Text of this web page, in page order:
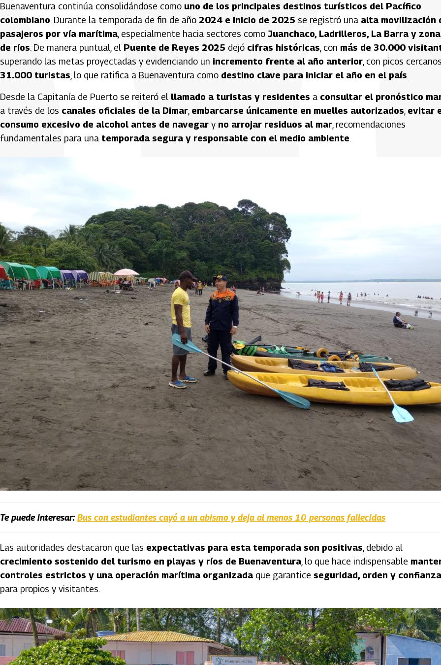
Buenaventura continúa consolidándose como uno de los principales destinos turísticos del Pacífico
colombiano. Durante la temporada de fin de año 2024 e inicio de 2025 se registró una alta movilización
pasajeros por vía marítima , especialmente hacia sectores como Juanchaco, Ladrilleros, La Barra y
de ríos. De manera puntual, el Puente de Reyes 2025 dejó cifras históricas , con más de 30.000
superando las metas proyectadas y evidenciando un incremento frente al año anterior , con picos
31.000 turistas , lo que ratifica a Buenaventura como destino clave para iniciar el año en el país.
Desde la Capitanía de Puerto se reiteró el llamado a turistas y residentes a consultar el pronóstico
a través de los canales oficiales de la Dimar embarcarse únicamente en muelles autorizados evitar
consumo excesivo de alcohol antes de navegar y no arrojar residuos al mar , recomendaciones
fundamentales para una temporada segura y responsable con el medio ambiente.
Te puede interesar: Bus con estudiantes cayó a un abismo y deja al menos 10 personas fallecidas
Las autoridades destacaron que las expectativas para esta temporada son positivas , debido al
crecimiento sostenido del turismo en playas y ríos de Buenaventura , lo que hace indispensable
controles estrictos y una operación marítima organizada que garantice seguridad, orden y confianza
para propios y visitantes.